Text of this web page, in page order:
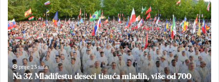
37.
Mladifestu
deseci
tisuća
mladih,
više
od
700
prije 23 sata
Na 37. Mladifestu deseci tisuća mladih, više od 700
U
za